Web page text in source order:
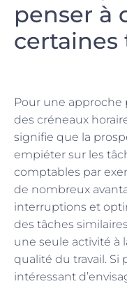
penser à
certaines
Pour une approche
des créneaux
signifie que la
empiéter sur les
comptables par
de nombreux
interruptions et
des tâches
une seule activité à
qualité du travail. Si
intéressant